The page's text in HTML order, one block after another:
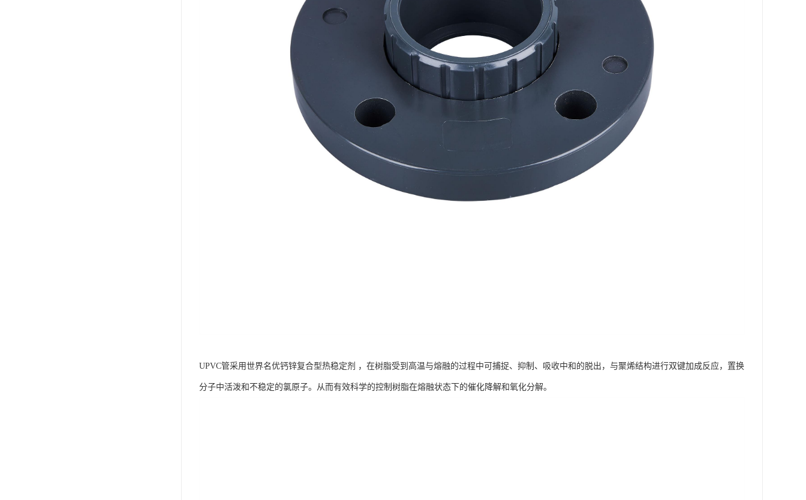
UPVC管采用世界名优钙锌复合型热稳定剂 ，在树脂受到高温与熔融的过程中可捕捉、抑制、吸收中和的脱出，与聚烯结构进行双键加成反应，置换
分子中活泼和不稳定的氯原子。从而有效科学的控制树脂在熔融状态下的催化降解和氧化分解。